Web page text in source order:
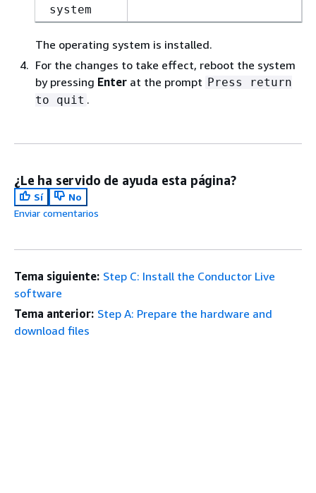
system
The operating system is installed.
For the changes to take effect, reboot the system
by pressing Enter at the prompt Press return
to quit .
¿Le ha servido de ayuda esta página?
Sí
No
Enviar comentarios
Tema siguiente: Step C: Install the Conductor Live
software
Tema anterior: Step A: Prepare the hardware and
download files